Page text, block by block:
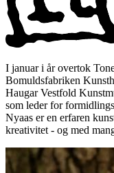
I januar i år overtok
Bomuldsfabriken
Haugar Vestfold
som leder for
Nyaas er en erfaren
kreativitet - og med